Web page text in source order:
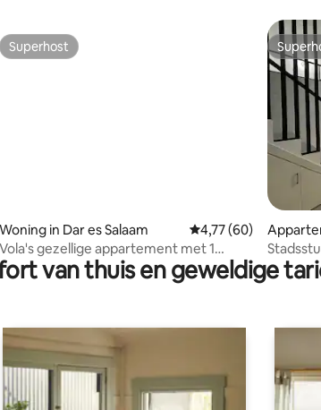
beoordeling van 5 op 5, 6 recensies
Superhost
Superhost
Woning in Dar es Salaam Gemiddelde
4,77 (60)
Vola's gezellige appartement met 1
slaapkamervan thuis en geweldige